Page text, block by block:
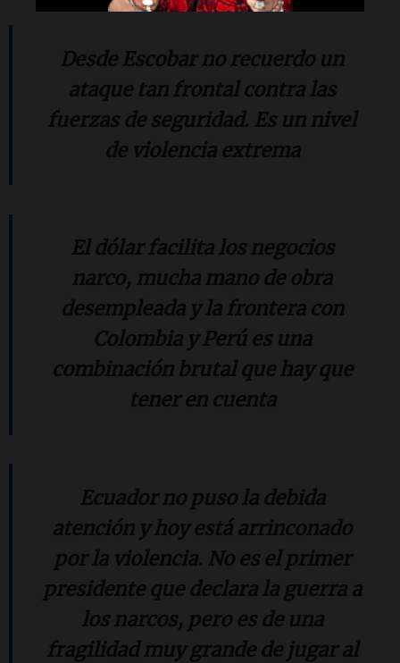
Desde Escobar no recuerdo un
ataque tan frontal contra las
fuerzas de seguridad. Es un nivel
de violencia extrema
El dólar facilita los negocios
narco, mucha mano de obra
desempleada y la frontera con
Colombia y Perú es una
combinación brutal que hay que
tener en cuenta
Ecuador no puso la debida
atención y hoy está arrinconado
por la violencia. No es el primer
presidente que declara la guerra a
los narcos, pero es de una
fragilidad muy grande de jugar al